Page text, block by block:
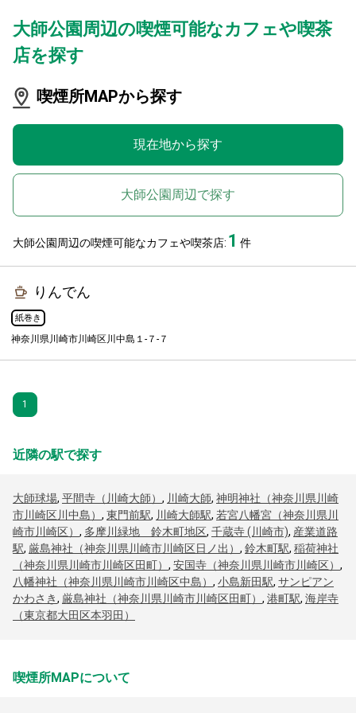
大師公園周辺の喫煙可能なカフェや喫茶
店を探す
喫煙所MAPから探す
現在地から探す
大師公園周辺で探す
大師公園周辺の喫煙可能なカフェや喫茶店: 1 件
りんでん
紙巻き
神奈川県川崎市川崎区川中島１-７-７
1
近隣の駅で探す
大師球場, 平間寺（川崎大師） , 川崎大師, 神明神社（神奈川県川崎
市川崎区川中島） , 東門前駅, 川崎大師駅, 若宮八幡宮（神奈川県川
崎市川崎区） , 多摩川緑地 鈴木町地区, 千蔵寺 (川崎市), 産業道路
駅, 厳島神社（神奈川県川崎市川崎区日ノ出） , 鈴木町駅, 稲荷神社
（神奈川県川崎市川崎区田町） , 安国寺（神奈川県川崎市川崎区） ,
八幡神社（神奈川県川崎市川崎区中島） , 小島新田駅, サンピアン
かわさき, 厳島神社（神奈川県川崎市川崎区田町） , 港町駅, 海岸寺
（東京都大田区本羽田）
喫煙所MAPについて